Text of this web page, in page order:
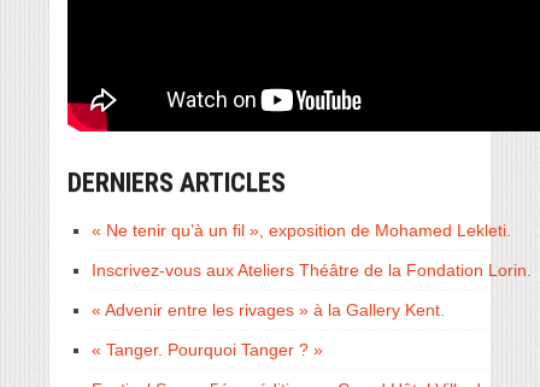
DERNIERS ARTICLES
« Ne tenir qu’à un fil », exposition de Mohamed Lekleti.
Inscrivez-vous aux Ateliers Théâtre de la Fondation Lorin.
« Advenir entre les rivages » à la Gallery Kent.
« Tanger. Pourquoi Tanger ? »